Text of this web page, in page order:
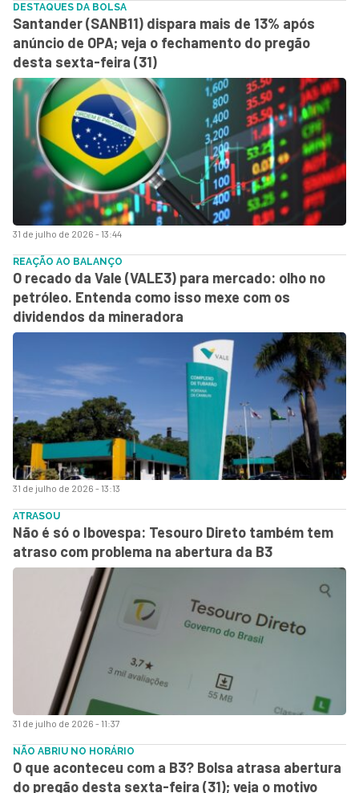
31 de julho de 2026 - 13:44
DESTAQUES DA BOLSA
Santander (SANB11) dispara mais de 13% após
anúncio de OPA; veja o fechamento do pregão
desta sexta-feira (31)
31 de julho de 2026 - 13:13
REAÇÃO AO BALANÇO
O recado da Vale (VALE3) para mercado: olho no
petróleo. Entenda como isso mexe com os
dividendos da mineradora
31 de julho de 2026 - 11:37
ATRASOU
Não é só o Ibovespa: Tesouro Direto também tem
atraso com problema na abertura da B3
NÃO ABRIU NO HORÁRIO
O que aconteceu com a B3? Bolsa atrasa abertura
do pregão desta sexta-feira (31); veja o motivo